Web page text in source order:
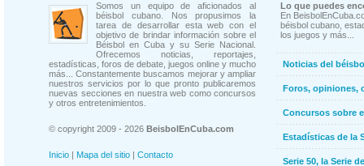
Somos un equipo de aficionados al
béisbol cubano. Nos propusimos la
tarea de desarrollar esta web con el
objetivo de brindar información sobre el
Béisbol en Cuba y su Serie Nacional.
Ofrecemos noticias, reportajes,
estadísticas, foros de debate, juegos online y mucho
más... Constantemente buscamos mejorar y ampliar
nuestros servicios por lo que pronto publicaremos
nuevas secciones en nuestra web como concursos
y otros entretenimientos.
© copyright 2009 - 2026 BeisbolEnCuba.com
Inicio | Mapa del sitio | Contacto
Lo que puedes
En
béisbol cubano,
los juegos y más...
Noticias del
Foros, opiniones,
Concursos sobre
Estadísticas de la
Serie 50, la Serie